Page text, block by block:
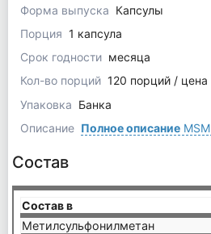
Форма выпуска Капсулы
Порция 1 капсула
Срок годности месяца
Кол-во порций 120 порций / цена
Упаковка Банка
Описание Полное описание
Состав
Состав в
Метилсульфонилметан